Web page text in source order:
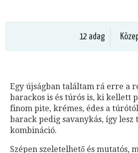
12 adag
Egy újságban találtam rá erre a
barackos is és túrós is, ki kellett
finom pite, krémes, édes a
barack pedig savanykás, így lesz
kombináció.
Szépen szeletelhető és mutatós,